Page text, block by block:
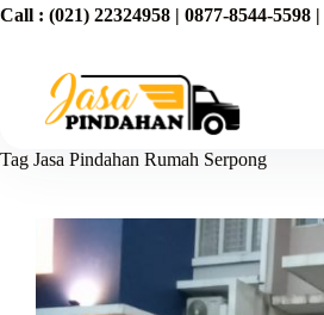
Call : (021) 22324958 | 0877-8544-5598 |
Tag Jasa Pindahan Rumah Serpong